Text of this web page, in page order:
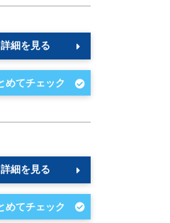
詳細を見る
詳細を見る